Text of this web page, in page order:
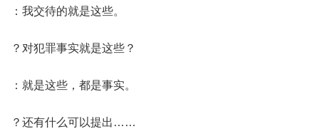
：我交待的就是这些。
？对犯罪事实就是这些？
：就是这些，都是事实。
？还有什么可以提出……